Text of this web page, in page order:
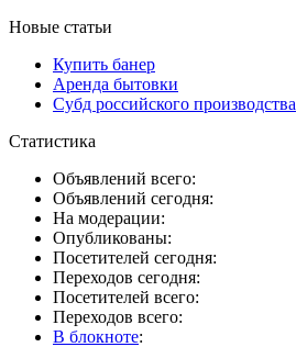
Новые статьи
Купить банер
Аренда бытовки
Субд российского производства
Статистика
Объявлений всего:
Объявлений сегодня:
На модерации:
Опубликованы:
Посетителей сегодня:
Переходов сегодня:
Посетителей всего:
Переходов всего:
В блокноте: